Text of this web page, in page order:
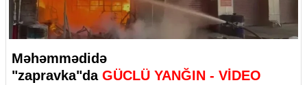
Məhəmmədidə
"zapravka"da GÜCLÜ YANĞIN - VİDEO